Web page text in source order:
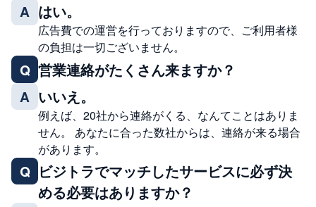
A はい。
広告費での運営を行っておりますので、ご利用者様
の負担は一切ございません。
Q 営業連絡がたくさん来ますか？
A いいえ。
例えば、20社から連絡がくる、なんてことはありま
せん。 あなたに合った数社からは、連絡が来る場合
があります。
Q ビジトラでマッチしたサービスに必ず決
める必要はありますか？